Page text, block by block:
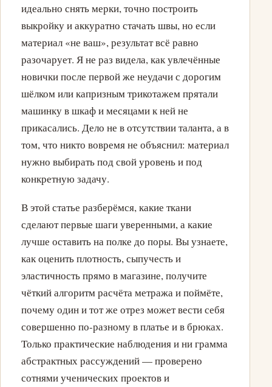
идеально снять мерки, точно построить
выкройку и аккуратно стачать швы, но если
материал «не ваш», результат всё равно
разочарует. Я не раз видела, как увлечённые
новички после первой же неудачи с дорогим
шёлком или капризным трикотажем прятали
машинку в шкаф и месяцами к ней не
прикасались. Дело не в отсутствии таланта, а в
том, что никто вовремя не объяснил: материал
нужно выбирать под свой уровень и под
конкретную задачу.
В этой статье разберёмся, какие ткани
сделают первые шаги уверенными, а какие
лучше оставить на полке до поры. Вы узнаете,
как оценить плотность, сыпучесть и
эластичность прямо в магазине, получите
чёткий алгоритм расчёта метража и поймёте,
почему один и тот же отрез может вести себя
совершенно по-разному в платье и в брюках.
Только практические наблюдения и ни грамма
абстрактных рассуждений — проверено
сотнями ученических проектов и